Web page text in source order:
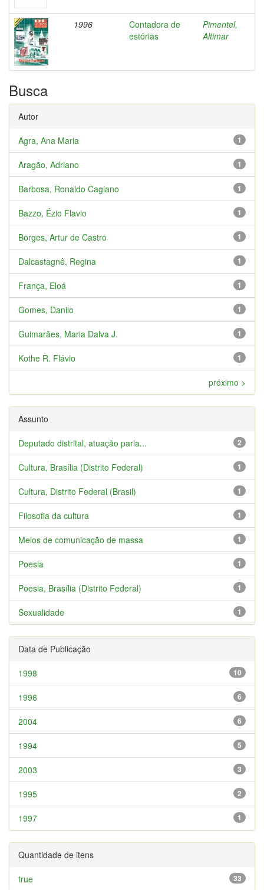
1996
Contadora de
estórias
Pimentel,
Altimar
Busca
Autor
1
Agra, Ana Maria
1
Aragão, Adriano
1
Barbosa, Ronaldo Cagiano
1
Bazzo, Ézio Flavio
1
Borges, Artur de Castro
1
Dalcastagnê, Regina
1
França, Eloá
1
Gomes, Danilo
1
Guimarães, Maria Dalva J.
1
Kothe R. Flávio
próximo >
Assunto
2
Deputado distrital, atuação parla...
1
Cultura, Brasília (Distrito Federal)
1
Cultura, Distrito Federal (Brasil)
1
Filosofia da cultura
1
Meios de comunicação de massa
1
Poesia
1
Poesia, Brasília (Distrito Federal)
1
Sexualidade
Data de Publicação
10
1998
6
1996
6
2004
5
1994
3
2003
2
1995
1
1997
Quantidade de itens
33
true